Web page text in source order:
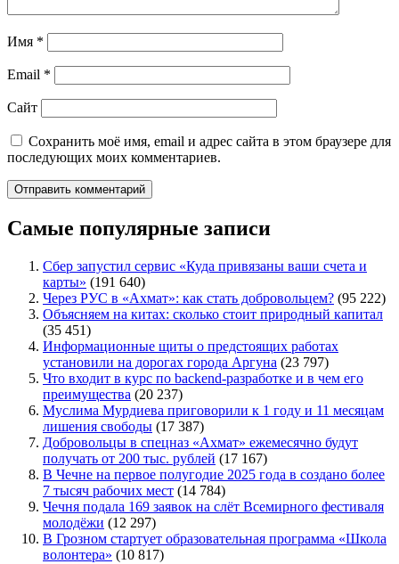
Имя *
Email *
Сайт
Сохранить моё имя, email и адрес сайта в этом браузере для
последующих моих комментариев.
Самые популярные записи
Сбер запустил сервис «Куда привязаны ваши счета и
карты» (191 640)
Через РУС в «Ахмат»: как стать добровольцем? (95 222)
Объясняем на китах: сколько стоит природный капитал
(35 451)
Информационные щиты о предстоящих работах
установили на дорогах города Аргуна (23 797)
Что входит в курс по backend-разработке и в чем его
преимущества (20 237)
Муслима Мурдиева приговорили к 1 году и 11 месяцам
лишения свободы (17 387)
Добровольцы в спецназ «Ахмат» ежемесячно будут
получать от 200 тыс. рублей (17 167)
В Чечне на первое полугодие 2025 года в создано более
7 тысяч рабочих мест (14 784)
Чечня подала 169 заявок на слёт Всемирного фестиваля
молодёжи (12 297)
В Грозном стартует образовательная программа «Школа
волонтера» (10 817)